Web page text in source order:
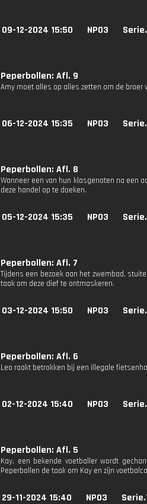
09-12-2024 15:50 NPO3
Peperbollen: Afl. 9
Amy moet alles op alles zetten om de broer
06-12-2024 15:35 NPO3
Peperbollen: Afl. 8
Wanneer een van hun klasgenoten na een
deze handel op te doeken.
05-12-2024 15:35 NPO3
Peperbollen: Afl. 7
Tijdens een bezoek aan het zwembad,
taak om deze dief te ontmaskeren.
03-12-2024 15:50 NPO3
Peperbollen: Afl. 6
Leo raakt betrokken bij een illegale
02-12-2024 15:40 NPO3
Peperbollen: Afl. 5
Kay, een bekende voetballer wordt
Peperbollen de taak om Kay en zijn
29-11-2024 15:40 NPO3